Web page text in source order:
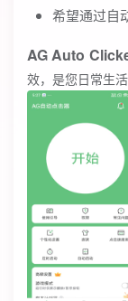
希望通过自
AG Auto
效，是您日常生